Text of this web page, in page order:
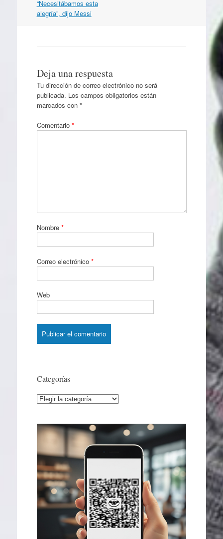
artículos
“Necesitábamos esta
alegría”, dijo Messi
Deja una respuesta
Tu dirección de correo electrónico no será
publicada. Los campos obligatorios están
marcados con *
Comentario *
Nombre *
Correo electrónico *
Web
Categorías
Categorías